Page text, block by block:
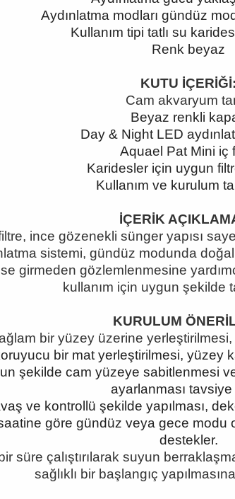
Aydınlatma modları gündüz
Kullanım tipi tatlı su
Renk beyaz
KUTU İÇERİĞİ:
Cam akvaryum
Beyaz renkli
Day & Night LED
Aquael Pat Mini iç
Karidesler için uygun
Kullanım ve kurulum
İÇERİK
ince gözenekli sünger yapısı
sistemi, gündüz modunda
girmeden gözlemlenmesine
kullanım için uygun şekilde
KURULUM
bir yüzey üzerine yerleştirilmesi,
bir mat yerleştirilmesi, yüzey
şekilde cam yüzeye sabitlenmesi
ayarlanması tavsiye
ve kontrollü şekilde yapılması,
göre gündüz veya gece modu
destekler.
süre çalıştırılarak suyun
sağlıklı bir başlangıç